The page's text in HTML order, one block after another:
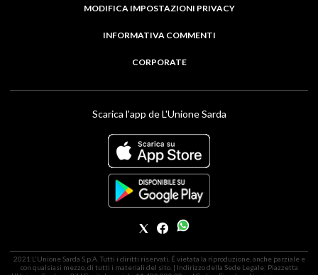
MODIFICA IMPOSTAZIONI PRIVACY
INFORMATIVA COMMENTI
CORPORATE
Scarica l'app de L'Unione Sarda
2021 L'Unione Sarda S.p.A. Tutti i diritti riservati. É vietata la riproduzione, anche parziale e
con qualsiasi mezzo, di tutti i materiali del sito. | Indirizzo della Sede Legale: Piazzetta